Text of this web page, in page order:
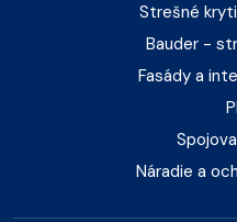
Strešné
Bauder -
Fasády a
Náradie a